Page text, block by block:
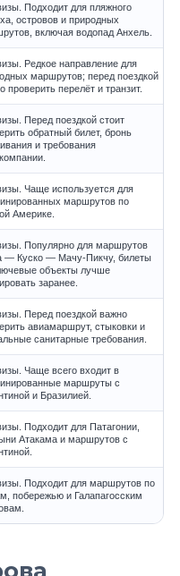
Подходит для пляжного
островов и природных
включая водопад Анхель.
Редкое направление для
маршрутов; перед поездкой
проверить перелёт и транзит.
Перед поездкой стоит
обратный билет, бронь
и требования
Чаще используется для
маршрутов по
Америке.
Популярно для маршрутов
— Куско — Мачу-Пикчу, билеты
объекты лучше
заранее.
Перед поездкой важно
авиамаршрут, стыковки и
санитарные требования.
Чаще всего входит в
маршруты с
и Бразилией.
Подходит для Патагонии,
Атакама и маршрутов с
Подходит для маршрутов по
побережью и Галапагосским